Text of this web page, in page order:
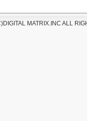
MATRIX.INC ALL